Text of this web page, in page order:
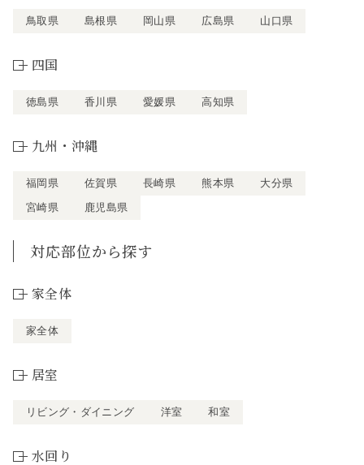
鳥取県 島根県 岡山県 広島県 山口県
四国
徳島県 香川県 愛媛県 高知県
九州・沖縄
福岡県 佐賀県 長崎県 熊本県
大分県
宮崎県
鹿児島県
対応部位から探す
家全体
家全体
居室
リビング・ダイニング 洋室 和室
水回り